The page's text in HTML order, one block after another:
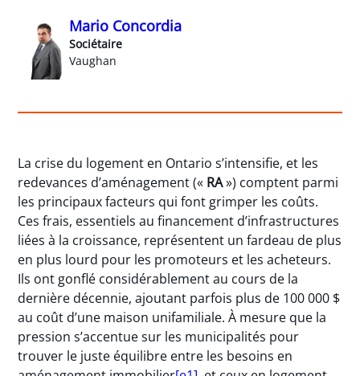
Mario Concordia
Sociétaire
Vaughan
La crise du logement en Ontario s’intensifie, et les
redevances d’aménagement (« RA») comptent parmi
les principaux facteurs qui font grimper les coûts.
Ces frais, essentiels au financement d’infrastructures
liées à la croissance, représentent un fardeau de plus
en plus lourd pour les promoteurs et les acheteurs.
Ils ont gonflé considérablement au cours de la
dernière décennie, ajoutant parfois plus de 100 000 $
au coût d’une maison unifamiliale. À mesure que la
pression s’accentue sur les municipalités pour
trouver le juste équilibre entre les besoins en